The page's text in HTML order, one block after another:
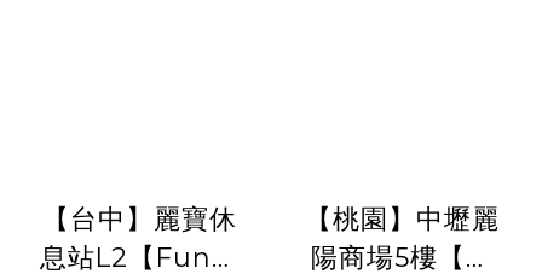
【台中】麗寶休
息站L2【Fun樂
【桃園】中壢麗
陽商場5樓【朵